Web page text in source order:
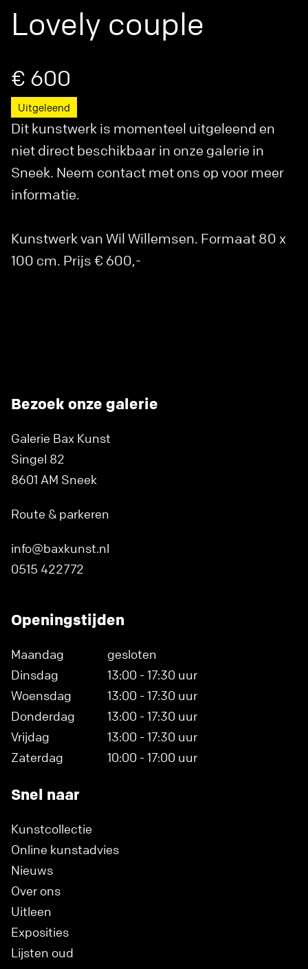
Lovely couple
€ 600
Uitgeleend
Dit kunstwerk is momenteel uitgeleend en
niet direct beschikbaar in onze galerie in
Sneek. Neem contact met ons op voor meer
informatie.
Kunstwerk van Wil Willemsen. Formaat 80 x
100 cm. Prijs € 600,-
Bezoek onze galerie
Galerie Bax Kunst
Singel 82
8601 AM Sneek
Route & parkeren
info@baxkunst.nl
0515 422772
Openingstijden
Maandag
gesloten
Dinsdag
13:00 - 17:30 uur
Woensdag
13:00 - 17:30 uur
Donderdag
13:00 - 17:30 uur
Vrijdag
13:00 - 17:30 uur
Zaterdag
10:00 - 17:00 uur
Snel naar
Kunstcollectie
Online kunstadvies
Nieuws
Over ons
Uitleen
Exposities
Lijsten oud